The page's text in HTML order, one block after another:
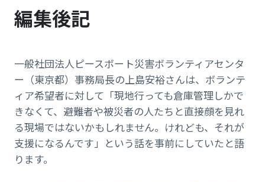
編集後記
一般社団法人ピースボート災害ボランティアセンタ
ー（東京都）事務局長の上島安裕さんは、ボランテ
ィア希望者に対して「現地行っても倉庫管理しかで
きなくて、避難者や被災者の人たちと直接顔を見れ
る現場ではないかもしれません。けれども、それが
支援になるんです」という話を事前にしていたと語
ります。